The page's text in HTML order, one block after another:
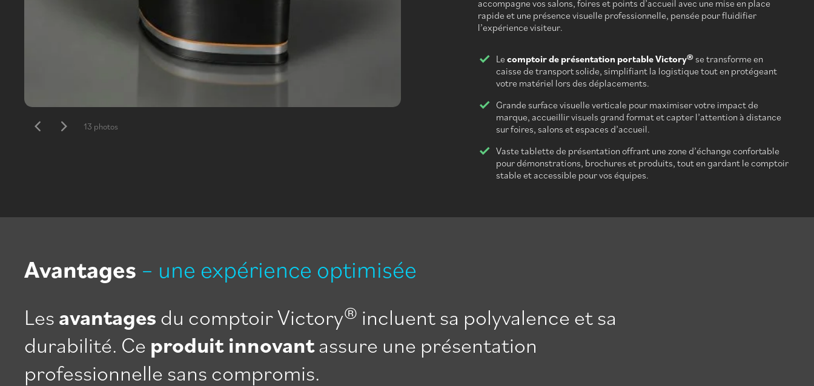
13 photos
accompagne vos salons, foires et points d’accueil avec une mise en place
rapide et une présence visuelle professionnelle, pensée pour fluidifier
l’expérience visiteur.
Le comptoir de présentation portable Victory® se transforme en
caisse de transport solide, simplifiant la logistique tout en protégeant
votre matériel lors des déplacements.
Grande surface visuelle verticale pour maximiser votre impact de
marque, accueillir visuels grand format et capter l’attention à distance
sur foires, salons et espaces d’accueil.
Vaste tablette de présentation offrant une zone d’échange confortable
pour démonstrations, brochures et produits, tout en gardant le comptoir
stable et accessible pour vos équipes.
Avantages – une expérience optimisée
Les avantages du comptoir Victory® incluent sa polyvalence et sa
durabilité. Ce produit innovantassure une présentation
professionnelle sans compromis.